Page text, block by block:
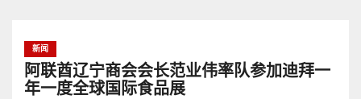
新闻
阿联酋辽宁商会会长范业伟率队参加迪拜一
年一度全球国际食品展